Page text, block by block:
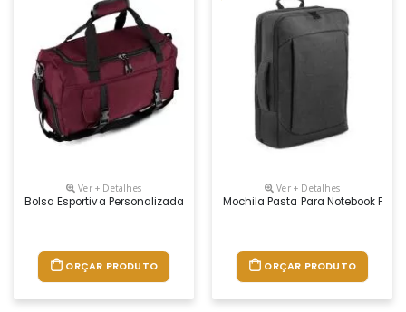
Ver + Detalhes
Bolsa Esportiva Personalizada
ORÇAR PRODUTO
Ver + Detalhes
Mochila Pasta Para Notebook
ORÇAR PRODUTO